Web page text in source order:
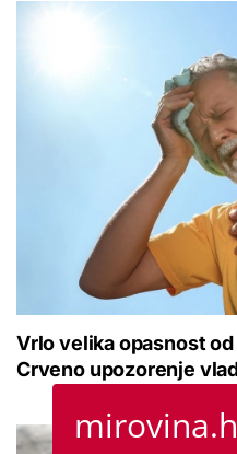
Vrlo velika opasnost
Crveno upozorenje